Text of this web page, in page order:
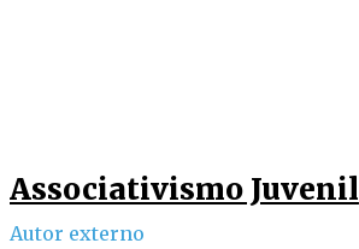
Associativismo Juvenil
Autor externo